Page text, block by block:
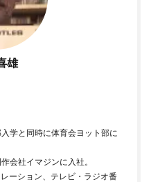
雄
と同時に体育会ヨット部に
社イマジンに入社。
ーション、テレビ・ラジオ番